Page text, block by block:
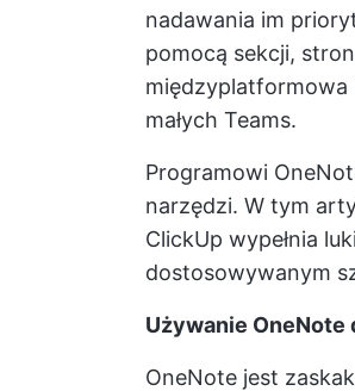
nadawania im
pomocą sekcji,
międzyplatformowa
małych Teams.
Programowi
narzędzi. W tym
ClickUp wypełnia
dostosowywanym
Używanie OneNote
OneNote jest